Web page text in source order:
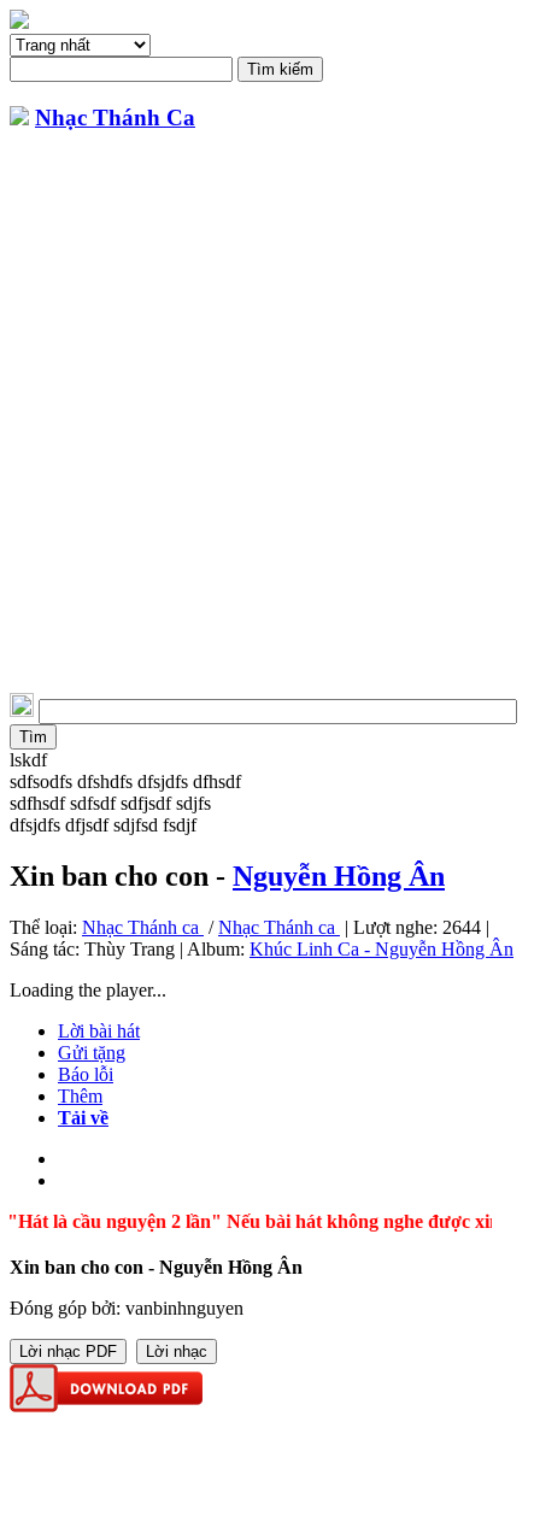
Nhạc Thánh Ca
lskdf
sdfsodfs dfshdfs dfsjdfs dfhsdf
sdfhsdf sdfsdf sdfjsdf sdjfs
dfsjdfs dfjsdf sdjfsd fsdjf
Xin ban cho con - Nguyễn Hồng Ân
Thể loại: Nhạc Thánh ca /Nhạc Thánh ca | Lượt nghe: 2644 |
Sáng tác: Thùy Trang | Album: Khúc Linh Ca - Nguyễn Hồng Ân
Loading the player...
Lời bài hát
Gửi tặng
Báo lỗi
Thêm
Tải về
là cầu nguyện 2 lần" Nếu bài hát không nghe được xin báo
Xin ban cho con - Nguyễn Hồng Ân
Đóng góp bởi: vanbinhnguyen
Lời nhạc PDF Lời nhạc